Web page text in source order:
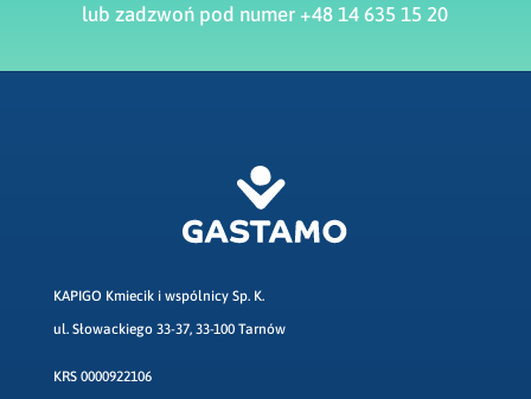
lub zadzwoń pod numer +48 14 635 15 20
KAPIGO Kmiecik i wspólnicy Sp. K.
ul. Słowackiego 33-37, 33-100 Tarnów
KRS 0000922106